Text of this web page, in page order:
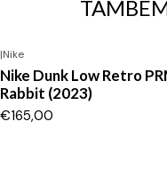
|Nike
Nike Dunk Low Retro
Rabbit (2023)
€165,00